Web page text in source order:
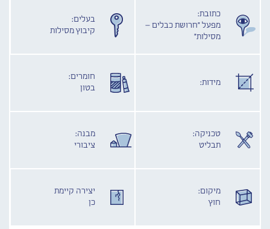
כתובת:
מפעל "חרושת כבלים –
מסילות"
בעלים:
קיבוץ מסילות
מידות:
חומרים:
בטון
טכניקה:
תבליט
מבנה:
ציבורי
מיקום:
חוץ
יצירה קיימת
כן